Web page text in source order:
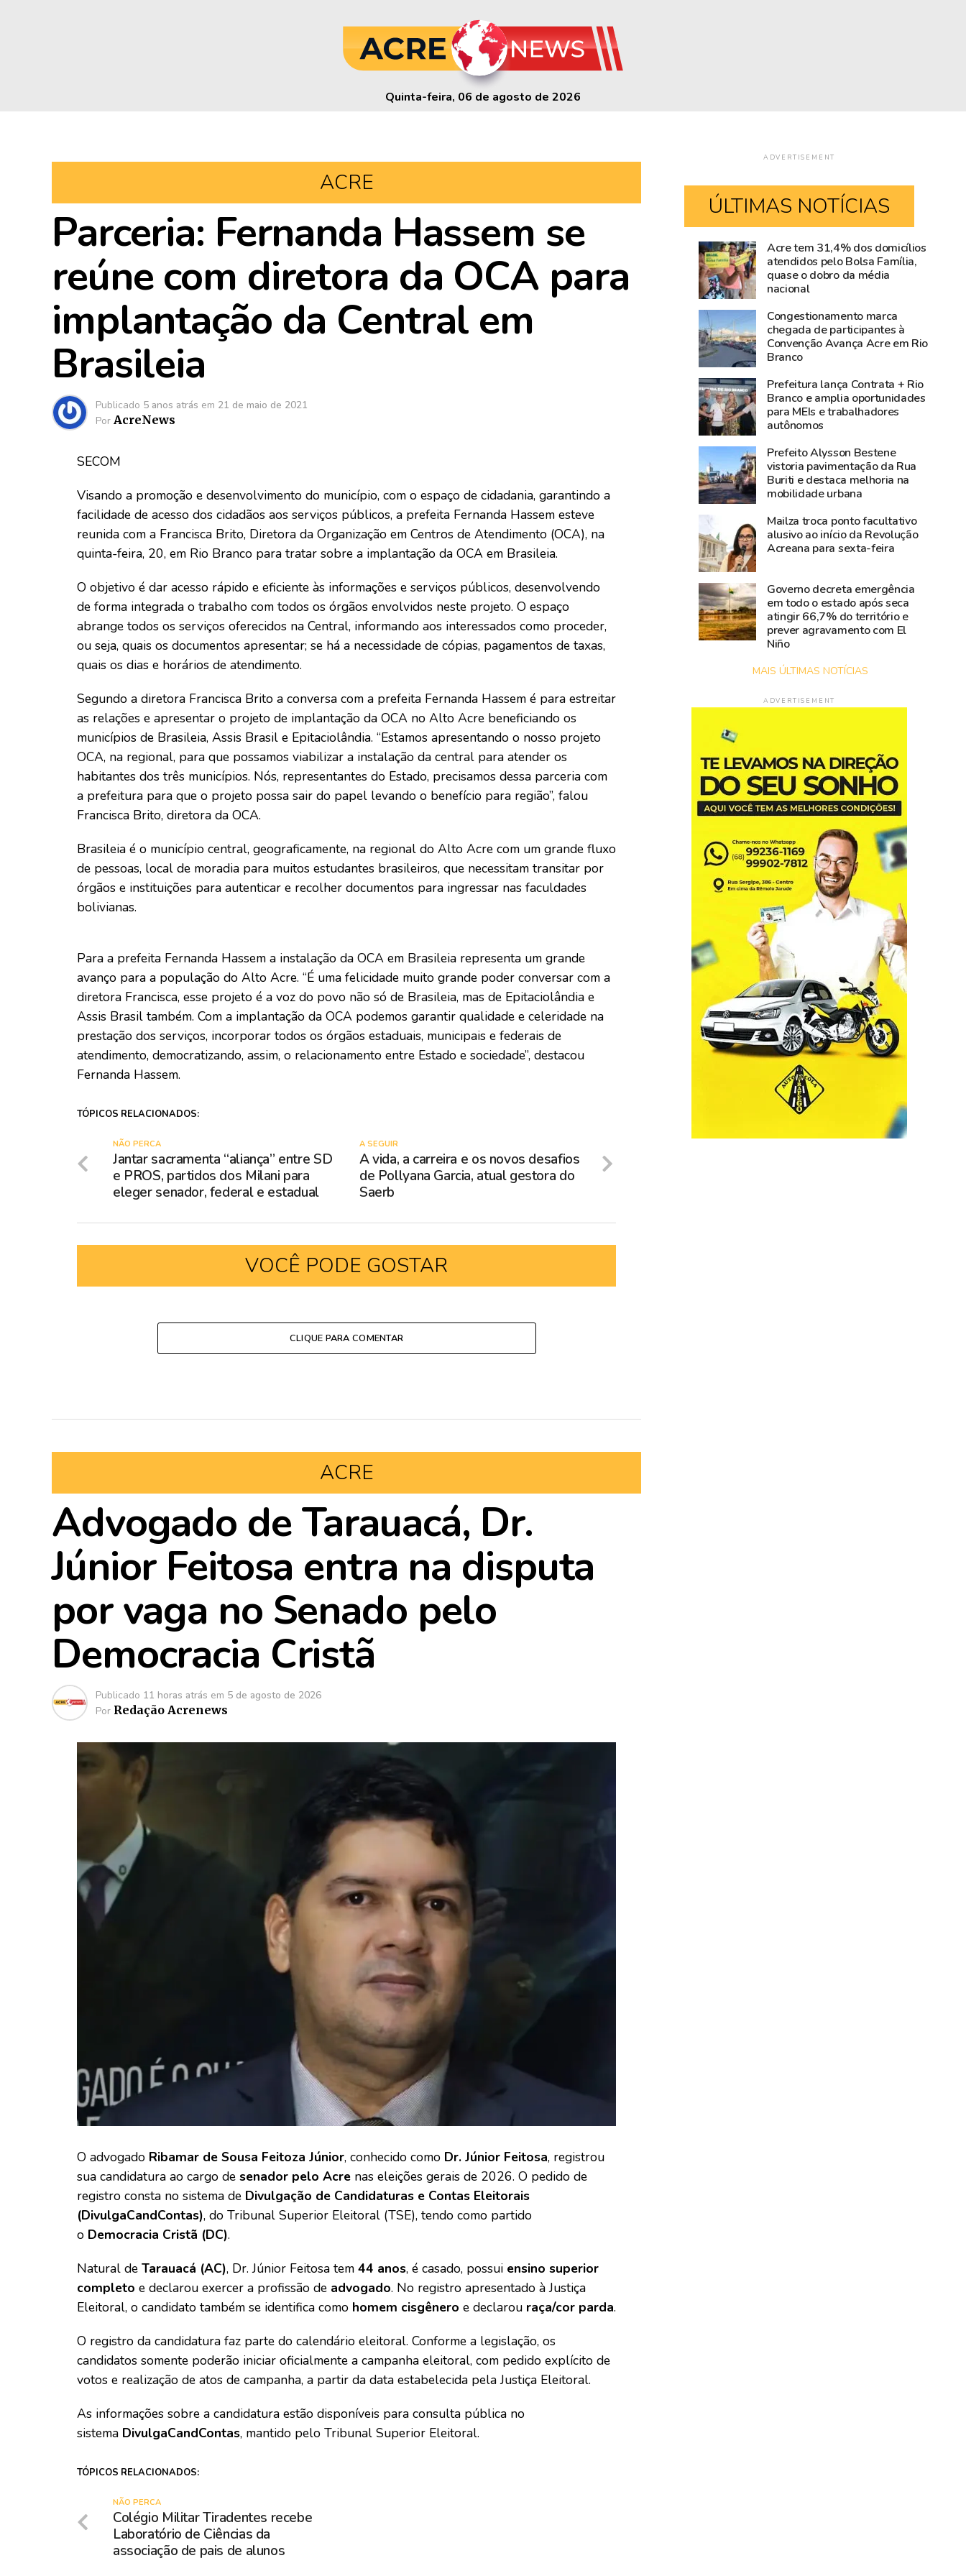
Quinta-feira, 06 de agosto de 2026
ACRE
Parceria: Fernanda Hassem se
reúne com diretora da OCA para
implantação da Central em
Brasileia
Publicado 5 anos atrás em 21 de maio de 2021
Por AcreNews
SECOM
Visando a promoção e desenvolvimento do município, com o espaço de cidadania, garantindo a
facilidade de acesso dos cidadãos aos serviços públicos, a prefeita Fernanda Hassem esteve
reunida com a Francisca Brito, Diretora da Organização em Centros de Atendimento (OCA), na
quinta-feira, 20, em Rio Branco para tratar sobre a implantação da OCA em Brasileia.
O objetivo é dar acesso rápido e eficiente às informações e serviços públicos, desenvolvendo
de forma integrada o trabalho com todos os órgãos envolvidos neste projeto. O espaço
abrange todos os serviços oferecidos na Central, informando aos interessados como proceder,
ou seja, quais os documentos apresentar; se há a necessidade de cópias, pagamentos de taxas,
quais os dias e horários de atendimento.
Segundo a diretora Francisca Brito a conversa com a prefeita Fernanda Hassem é para estreitar
as relações e apresentar o projeto de implantação da OCA no Alto Acre beneficiando os
municípios de Brasileia, Assis Brasil e Epitaciolândia. “Estamos apresentando o nosso projeto
OCA, na regional, para que possamos viabilizar a instalação da central para atender os
habitantes dos três municípios. Nós, representantes do Estado, precisamos dessa parceria com
a prefeitura para que o projeto possa sair do papel levando o benefício para região”, falou
Francisca Brito, diretora da OCA.
Brasileia é o município central, geograficamente, na regional do Alto Acre com um grande fluxo
de pessoas, local de moradia para muitos estudantes brasileiros, que necessitam transitar por
órgãos e instituições para autenticar e recolher documentos para ingressar nas faculdades
bolivianas.
Para a prefeita Fernanda Hassem a instalação da OCA em Brasileia representa um grande
avanço para a população do Alto Acre. “É uma felicidade muito grande poder conversar com a
diretora Francisca, esse projeto é a voz do povo não só de Brasileia, mas de Epitaciolândia e
Assis Brasil também. Com a implantação da OCA podemos garantir qualidade e celeridade na
prestação dos serviços, incorporar todos os órgãos estaduais, municipais e federais de
atendimento, democratizando, assim, o relacionamento entre Estado e sociedade”, destacou
Fernanda Hassem.
TÓPICOS RELACIONADOS:
A SEGUIR
A vida, a carreira e os novos desafios
de Pollyana Garcia, atual gestora do
Saerb
NÃO PERCA
Jantar sacramenta “aliança” entre SD
e PROS, partidos dos Milani para
eleger senador, federal e estadual
VOCÊ PODE GOSTAR
CLIQUE PARA COMENTAR
ACRE
Advogado de Tarauacá, Dr.
Júnior Feitosa entra na disputa
por vaga no Senado pelo
Democracia Cristã
Publicado 11 horas atrás em 5 de agosto de 2026
Por Redação Acrenews
O advogado Ribamar de Sousa Feitoza Júnior, conhecido como Dr. Júnior Feitosa, registrou
sua candidatura ao cargo de senador pelo Acre nas eleições gerais de 2026. O pedido de
registro consta no sistema de Divulgação de Candidaturas e Contas Eleitorais
(DivulgaCandContas), do Tribunal Superior Eleitoral (TSE), tendo como partido
o Democracia Cristã (DC).
Natural de Tarauacá (AC), Dr. Júnior Feitosa tem 44 anos, é casado, possui ensino superior
completo e declarou exercer a profissão de advogado. No registro apresentado à Justiça
Eleitoral, o candidato também se identifica como homem cisgênero e declarou raça/cor parda.
O registro da candidatura faz parte do calendário eleitoral. Conforme a legislação, os
candidatos somente poderão iniciar oficialmente a campanha eleitoral, com pedido explícito de
votos e realização de atos de campanha, a partir da data estabelecida pela Justiça Eleitoral.
As informações sobre a candidatura estão disponíveis para consulta pública no
sistema DivulgaCandContas, mantido pelo Tribunal Superior Eleitoral.
TÓPICOS RELACIONADOS:
NÃO PERCA
Colégio Militar Tiradentes recebe
Laboratório de Ciências da
associação de pais de alunos
ADVERTISEMENT
ÚLTIMAS NOTÍCIAS
Rio
Branco
movimenta
R$
3,8
bilhões
lidera
produção
agropecuária
do
Acre
Amazônia
cresce
acima
da
média
nacional
Norte
registra
alta
de
2,3%
na
atividade
econômica
Acre tem 31,4% dos domicílios
atendidos pelo Bolsa Família,
quase o dobro da média
nacional
Congestionamento marca
chegada de participantes à
Convenção Avança Acre em Rio
Branco
Prefeitura lança Contrata + Rio
Branco e amplia oportunidades
para MEIs e trabalhadores
autônomos
Prefeito Alysson Bestene
vistoria pavimentação da Rua
Buriti e destaca melhoria na
mobilidade urbana
Mailza troca ponto facultativo
alusivo ao início da Revolução
Acreana para sexta-feira
Governo decreta emergência
em todo o estado após seca
atingir 66,7% do território e
prever agravamento com El
Niño
MAIS ÚLTIMAS NOTÍCIAS
ADVERTISEMENT